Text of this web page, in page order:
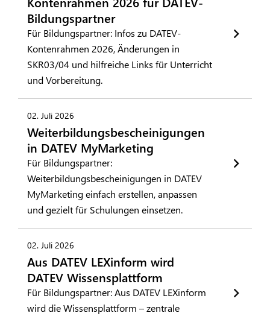
Bildungspartner
Für Bildungspartner: Infos zu DATEV-
Kontenrahmen 2026, Änderungen in
SKR03/04 und hilfreiche Links für Unterricht
und Vorbereitung.
02. Juli 2026
Weiterbildungsbescheinigungen
in DATEV MyMarketing
Für Bildungspartner:
Weiterbildungsbescheinigungen in DATEV
MyMarketing einfach erstellen, anpassen
und gezielt für Schulungen einsetzen.
02. Juli 2026
Aus DATEV LEXinform wird
DATEV Wissensplattform
Für Bildungspartner: Aus DATEV LEXinform
wird die Wissensplattform – zentrale